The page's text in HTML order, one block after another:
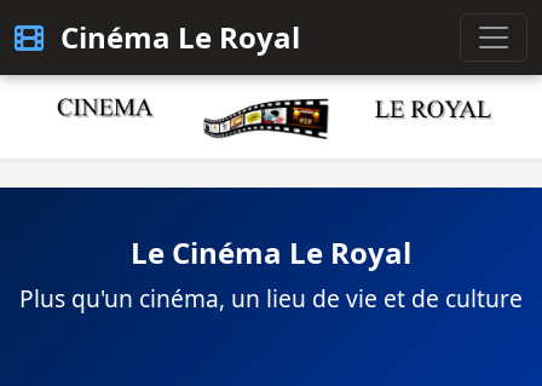
Cinéma Le Royal
Le Cinéma Le Royal
Plus qu'un cinéma, un lieu de vie et de culture